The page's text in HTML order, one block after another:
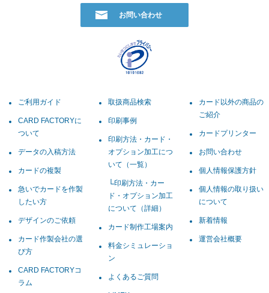
お問い合わせ
ご利用ガイド
CARD FACTORYに
ついて
データの入稿方法
カードの複製
急いでカードを作製
したい方
デザインのご依頼
カード作製会社の選
び方
CARD FACTORYコ
ラム
取扱商品検索
印刷事例
印刷方法・カード・
オプション加工につ
いて（一覧）
印刷方法・カー
ド・オプション加工
について（詳細）
カード制作工場案内
料金シミュレーショ
ン
よくあるご質問
カード以外の商品の
ご紹介
カードプリンター
お問い合わせ
個人情報保護方針
個人情報の取り扱い
について
新着情報
運営会社概要